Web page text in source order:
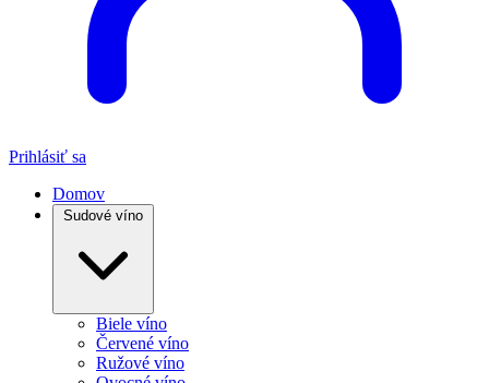
Prihlásiť sa
Domov
Sudové víno
Biele víno
Červené víno
Ružové víno